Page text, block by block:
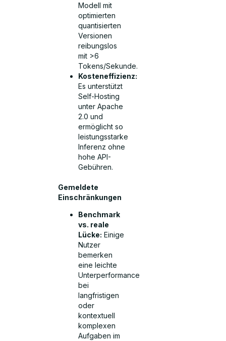
Modell mit
optimierten
quantisierten
Versionen
reibungslos
mit >6
Tokens/Sekunde.
Kosteneffizienz:
Es unterstützt
Self-Hosting
unter Apache
2.0 und
ermöglicht so
leistungsstarke
Inferenz ohne
hohe API-
Gebühren.
Gemeldete
Einschränkungen
Benchmark
vs. reale
Lücke: Einige
Nutzer
bemerken
eine leichte
Unterperformance
bei
langfristigen
oder
kontextuell
komplexen
Aufgaben im